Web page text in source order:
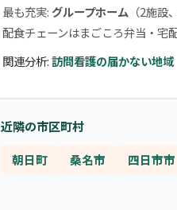
最も充実:グループホーム（2施設
配食チェーンはまごころ弁当・宅
関連分析:訪問看護の届かない地域
近隣の市区町村
朝日町 桑名市 四日市市